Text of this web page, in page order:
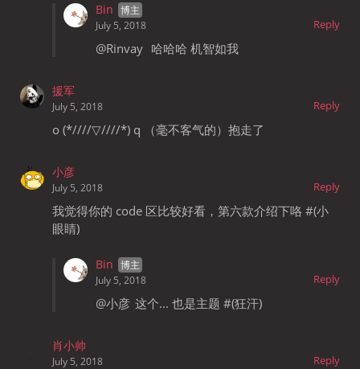
Bin
Reply
July 5, 2018
@Rinvay 哈哈哈 机智如我
援军
Reply
July 5, 2018
o (*////▽////*) q （毫不客气的）抱走了
小彦
Reply
July 5, 2018
我觉得你的 code 区比较好看，第六款介绍下咯 #(小
眼睛)
Bin
Reply
July 5, 2018
@小彦 这个... 也是主题 #(狂汗)
肖小帅
Reply
July 5, 2018